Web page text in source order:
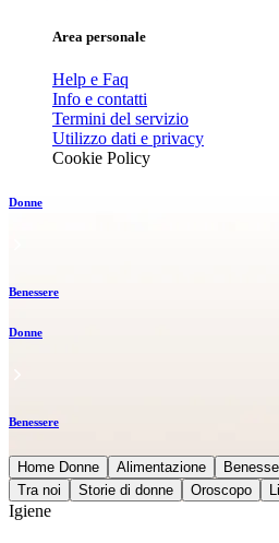
Area personale
Help e Faq
Info e contatti
Termini del servizio
Utilizzo dati e privacy
Cookie Policy
Donne
Benessere
Donne
Benessere
Home Donne Alimentazione
Tra noi
Storie di donne Oroscopo
Igiene